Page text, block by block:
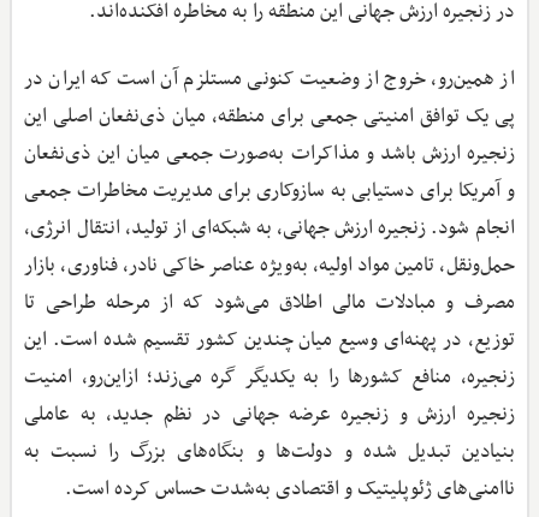
در زنجیره ارزش جهانی این منطقه را به مخاطره افکنده‌اند.
از همین‌رو، خروج از وضعیت کنونی مستلزم آن است که ایران در
پی یک توافق امنیتی جمعی برای منطقه، میان ذی‌نفعان اصلی این
زنجیره ارزش باشد و مذاکرات به‌صورت جمعی میان این ذی‌نفعان
و آمریکا برای دستیابی به سازوکاری برای مدیریت مخاطرات جمعی
انجام شود. زنجیره ارزش جهانی، به شبکه‌ای از تولید، انتقال انرژی،
حمل‌ونقل، تامین مواد اولیه، به‌ویژه عناصر خاکی نادر، فناوری، بازار
مصرف و مبادلات مالی اطلاق می‌شود که از مرحله طراحی تا
توزیع، در پهنه‌ای وسیع میان چندین کشور تقسیم شده است. این
زنجیره، منافع کشورها را به یکدیگر گره می‌زند؛ ازاین‌رو، امنیت
زنجیره ارزش و زنجیره عرضه جهانی در نظم جدید، به عاملی
بنیادین تبدیل شده و دولت‌ها و بنگاه‌های بزرگ را نسبت به
ناامنی‌های ژئوپلیتیک و اقتصادی به‌شدت حساس کرده است.